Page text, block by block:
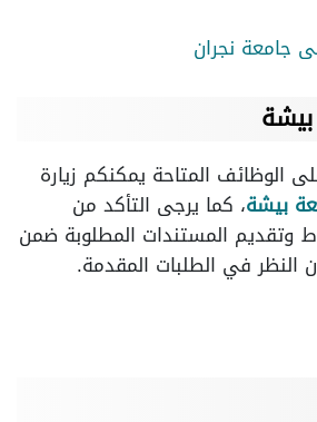
جامعة نجران
الوظائف المتاحة يمكنكم زيارة
بيشة، كما يرجى التأكد من
وتقديم المستندات المطلوبة ضمن
النظر في الطلبات المقدمة.